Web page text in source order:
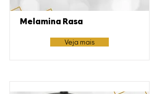
Melamina Rasa
Veja mais